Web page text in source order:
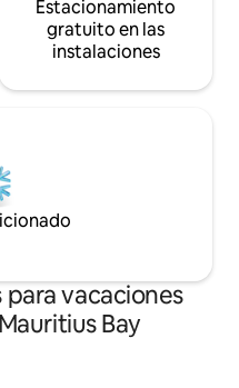
Estacionamiento
gratuito en las
instalaciones
vacaciones
Bay